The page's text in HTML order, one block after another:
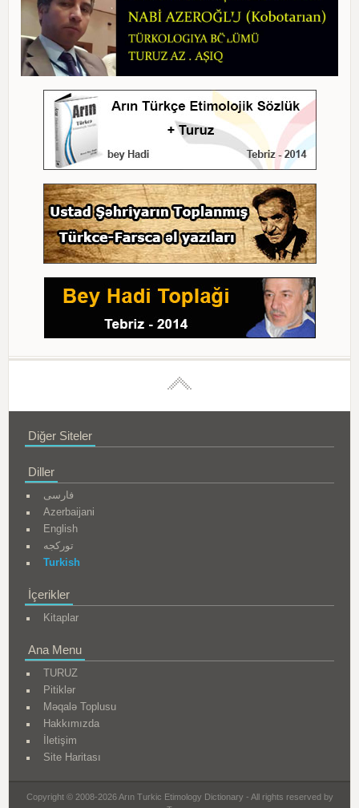
Diğer Siteler
Diller
فارسی
Azerbaijani
English
تورکجه
Turkish
İçerikler
Kitaplar
Ana Menu
TURUZ
Pitiklər
Məqalə Toplusu
Hakkımızda
İletişim
Site Haritası
Copyright © 2008-2026 Arın Turkic Etimology Dictionary - All rights reserved by